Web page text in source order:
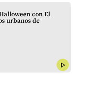
con El
urbanos de
play_arrow